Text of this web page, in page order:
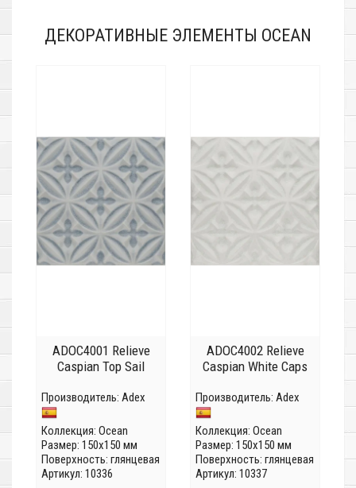
ДЕКОРАТИВНЫЕ ЭЛЕМЕНТЫ OCEAN
ADOC4001 Relieve
Caspian Top Sail
Производитель: Adex
Коллекция: Ocean
Размер: 150x150 мм
Поверхность: глянцевая
Артикул: 10336
ADOC4002 Relieve
Caspian White Caps
Производитель: Adex
Коллекция: Ocean
Размер: 150x150 мм
Поверхность: глянцевая
Артикул: 10337